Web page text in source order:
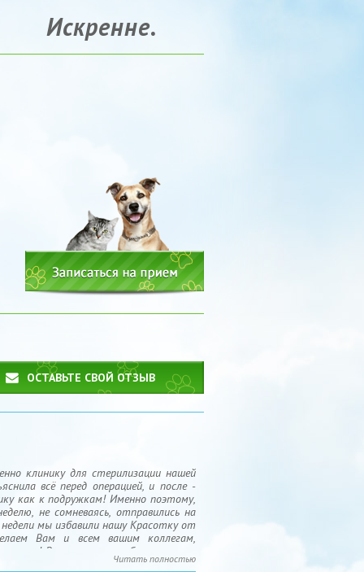
Искренне.
ОСТАВЬТЕ СВОЙ ОТЗЫВ
клинику для стерилизации нашей
всё перед операцией, и после -
как к подружкам! Именно поэтому,
не сомневаясь, отправились на
недели мы избавили нашу Красотку от
Вам и всем вашим коллегам,
Ваши пациенты безмолвные и
совершеннолетием, МЕГАВЕТ!!
Читать полностью